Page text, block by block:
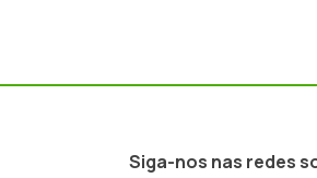
Siga-nos nas redes